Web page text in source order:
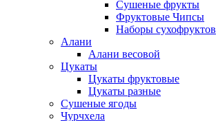
Сушеные фрукты
Фруктовые Чипсы
Наборы сухофруктов
Алани
Алани весовой
Цукаты
Цукаты фруктовые
Цукаты разные
Сушеные ягоды
Чурчхела